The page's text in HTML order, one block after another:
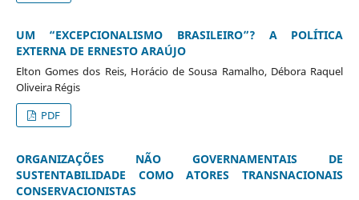
UM “EXCEPCIONALISMO BRASILEIRO”? A POLÍTICA
EXTERNA DE ERNESTO ARAÚJO
Elton Gomes dos Reis, Horácio de Sousa Ramalho, Débora Raquel
Oliveira Régis
PDF
ORGANIZAÇÕES NÃO GOVERNAMENTAIS DE
SUSTENTABILIDADE COMO ATORES TRANSNACIONAIS
CONSERVACIONISTAS